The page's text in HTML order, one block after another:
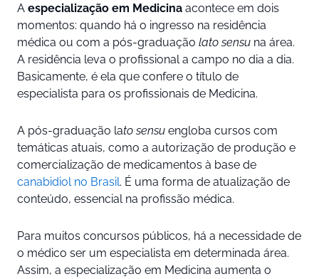
A especialização em Medicina acontece em dois
momentos: quando há o ingresso na residência
médica ou com a pós-graduação lato sensu na área.
A residência leva o profissional a campo no dia a dia.
Basicamente, é ela que confere o título de
especialista para os profissionais de Medicina.
A pós-graduação lato sensu engloba cursos com
temáticas atuais, como a autorização de produção e
comercialização de medicamentos à base de
canabidiol no Brasil. É uma forma de atualização de
conteúdo, essencial na profissão médica.
Para muitos concursos públicos, há a necessidade de
o médico ser um especialista em determinada área.
Assim, a especialização em Medicina aumenta o